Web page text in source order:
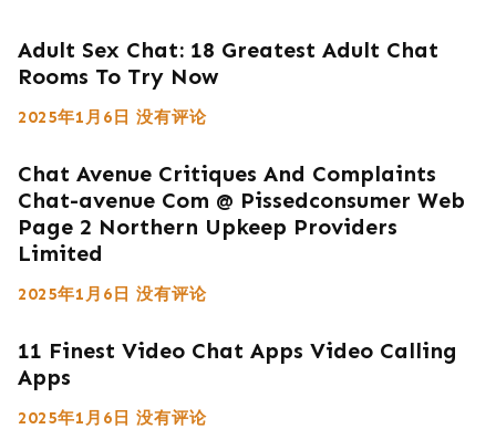
Adult Sex Chat: 18 Greatest Adult Chat
Rooms To Try Now
2025年1月6日 没有评论
Chat Avenue Critiques And Complaints
Chat-avenue Com @ Pissedconsumer Web
Page 2 Northern Upkeep Providers
Limited
2025年1月6日 没有评论
11 Finest Video Chat Apps Video Calling
Apps
2025年1月6日 没有评论